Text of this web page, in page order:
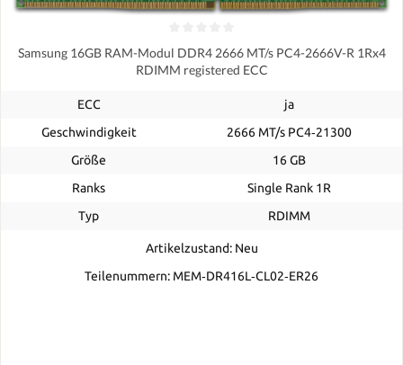
Samsung 16GB RAM-Modul DDR4 2666 MT/s PC4-2666V-R 1Rx4
RDIMM registered ECC
ECC
ja
Geschwindigkeit
2666 MT/s PC4‑21300
Größe
16 GB
Ranks
Single Rank 1R
Typ
RDIMM
Artikelzustand: Neu
Teilenummern: MEM‐DR416L‐CL02‐ER26